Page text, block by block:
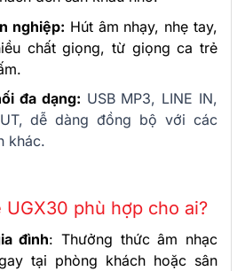
nghiệp: Hút âm nhạy, nhẹ tay,
chất giọng, từ giọng ca trẻ
đa dạng: USB MP3, LINE IN,
dễ dàng đồng bộ với các
khác.
UGX30 phù hợp cho ai?
đình: Thưởng thức âm nhạc
tại phòng khách hoặc sân